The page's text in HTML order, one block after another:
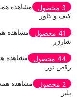
3 محصول مشاهده
کیف و کاور
41 محصول مشاهده
شارژر
44 محصول مشاهده
رقص نور
2 محصول مشاهده
پلیر